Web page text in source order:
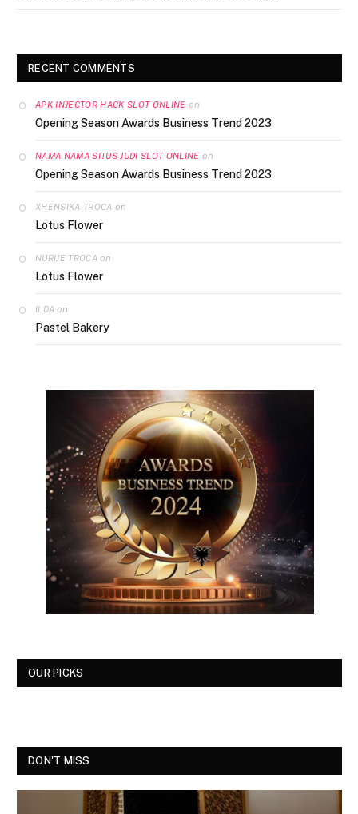
RECENT COMMENTS
APK INJECTOR HACK SLOT ONLINE on
Opening Season Awards Business Trend 2023
NAMA NAMA SITUS JUDI SLOT ONLINE on
Opening Season Awards Business Trend 2023
XHENSIKA TROCA on
Lotus Flower
NURIJE TROCAon
Lotus Flower
ILDA on
Pastel Bakery
OUR PICKS
DON'T MISS